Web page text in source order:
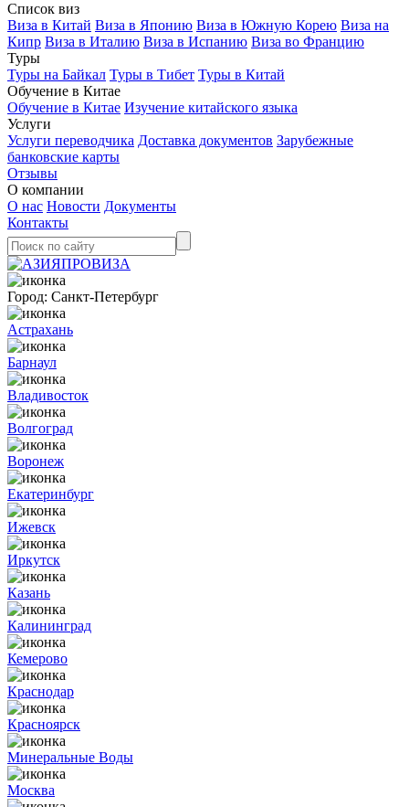
Список виз
Виза в Китай Виза в Японию Виза в Южную Корею Виза на
Кипр Виза в Италию Виза в Испанию Виза во Францию
Туры
Туры на Байкал Туры в Тибет Туры в Китай
Обучение в Китае
Обучение в Китае Изучение китайского языка
Услуги
Услуги переводчика Доставка документов Зарубежные
банковские карты
Отзывы
О компании
О нас Новости Документы
Контакты
Город: Санкт-Петербург
Астрахань
Барнаул
Владивосток
Волгоград
Воронеж
Екатеринбург
Ижевск
Иркутск
Казань
Калининград
Кемерово
Краснодар
Красноярск
Минеральные Воды
Москва